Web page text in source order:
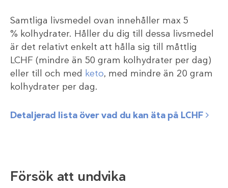
Samtliga livsmedel ovan innehåller max 5
% kolhydrater. Håller du dig till dessa livsmedel
är det relativt enkelt att hålla sig till måttlig
LCHF (mindre än 50 gram kolhydrater per dag)
eller till och med keto, med mindre än 20 gram
kolhydrater per dag.
Detaljerad lista över vad du kan äta på LCHF
Försök att undvika